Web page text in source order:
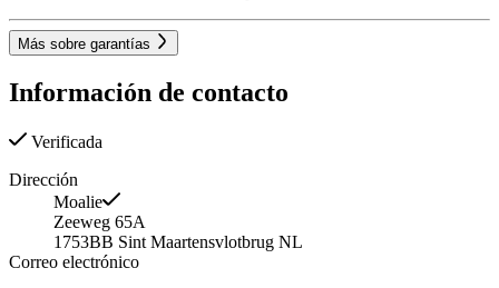
Más sobre garantías
Información de contacto
Verificada
Dirección
Moalie
Zeeweg 65A
1753BB Sint Maartensvlotbrug NL
Correo electrónico